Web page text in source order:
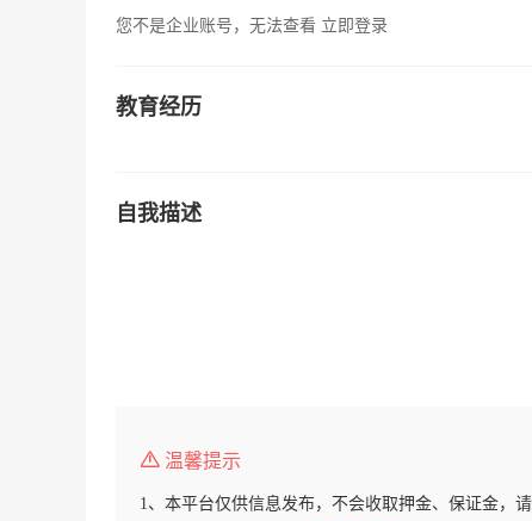
您不是企业账号，无法查看 立即登录
教育经历
自我描述
温馨提示
1、本平台仅供信息发布，不会收取押金、保证金，请